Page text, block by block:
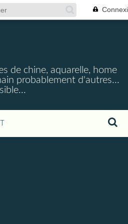
de chine, aquarelle, home
probablement d'autres...